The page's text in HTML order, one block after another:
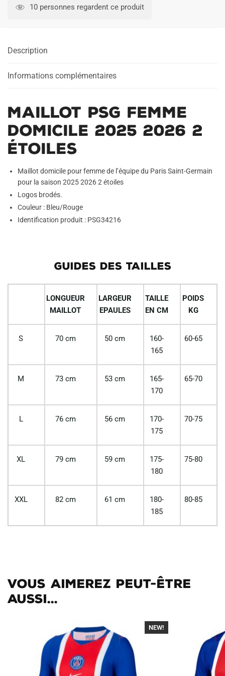
PSG
2026
étoiles
10 personnes regardent ce produit
Description
Informations complémentaires
Maillot PSG Femme
Domicile 2025 2026 2
étoiles
Maillot domicile pour femme de l’équipe du Paris Saint-Germain
pour la saison 2025 2026 2 étoiles
Logos brodés.
Couleur : Bleu/Rouge
Identification produit : PSG34216
GUIDES DES TAILLES
LONGUEUR
MAILLOT
LARGEUR
EPAULES
TAILLE
EN CM
POIDS
KG
S 70 cm 50 cm
160-
165
60-65
M 73 cm 53 cm
165-
170
65-70
L 76 cm 56 cm
170-
175
70-75
XL 79 cm 59 cm
175-
180
75-80
XXL 82 cm 61 cm
180-
185
80-85
Vous aimerez peut-être
aussi...
-40%
NEW!